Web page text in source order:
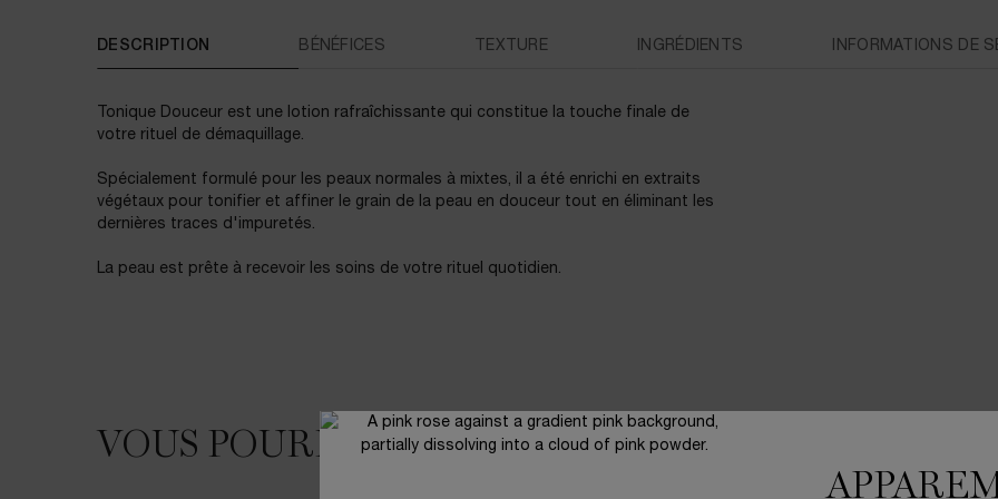
DESCRIPTION BÉNÉFICES TEXTURE INGRÉDIENTS INFORMATIONS DE
Tonique Douceur est une lotion rafraîchissante qui constitue la touche finale de
votre rituel de démaquillage.
Spécialement formulé pour les peaux normales à mixtes, il a été enrichi en extraits
végétaux pour tonifier et affiner le grain de la peau en douceur tout en éliminant les
dernières traces d'impuretés.
La peau est prête à recevoir les soins de votre rituel quotidien.
VOUS POURRIEZ AIMERVOUS POURRIEZ AIMER